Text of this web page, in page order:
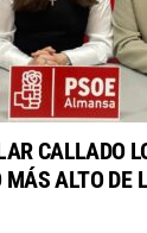
CALLADO
MÁS ALTO DE